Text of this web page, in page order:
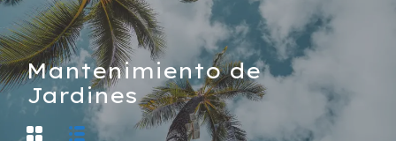
Mantenimiento de
Jardines